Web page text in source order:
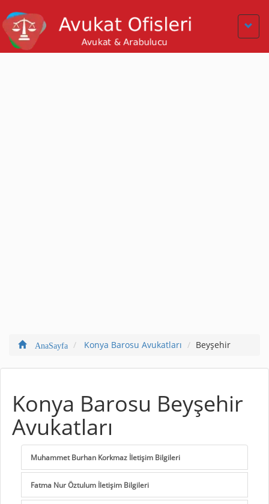
AnaSayfa Konya Barosu Avukatları Beyşehir
Konya Barosu Beyşehir
Avukatları
Muhammet Burhan Korkmaz İletişim Bilgileri
Fatma Nur Öztulum İletişim Bilgileri